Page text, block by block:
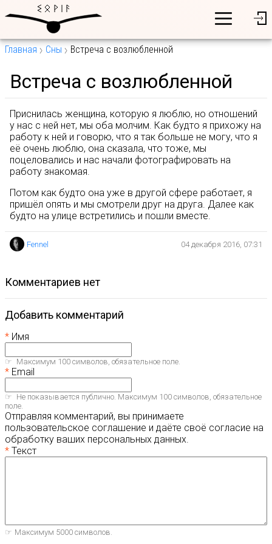
Главная Сны Встреча с возлюбленной
Встреча с возлюбленной
Приснилась женщина, которую я люблю, но отношений
у нас с ней нет, мы оба молчим. Как будто я прихожу на
работу к ней и говорю, что я так больше не могу, что я
её очень люблю, она сказала, что тоже, мы
поцеловались и нас начали фотографировать на
работу знакомая.
Потом как будто она уже в другой сфере работает, я
пришёл опять и мы смотрели друг на друга. Далее как
будто на улице встретились и пошли вместе.
Fennel 04 декабря 2016, 07:31
комментариев нет
Добавить комментарий
Имя
Максимум 100 символов, обязательное поле.
Email
Не показывается публично. Максимум 100 символов, обязательное
поле.
Отправляя комментарий, вы принимаете
пользовательское соглашение и даёте своё согласие на
обработку ваших персональных данных.
Текст
Максимум 5000 символов.